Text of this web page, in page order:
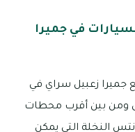
في جميرا
جميرا زعبيل سراي في
ومن بين أقرب محطات
النخلة التي يمكن